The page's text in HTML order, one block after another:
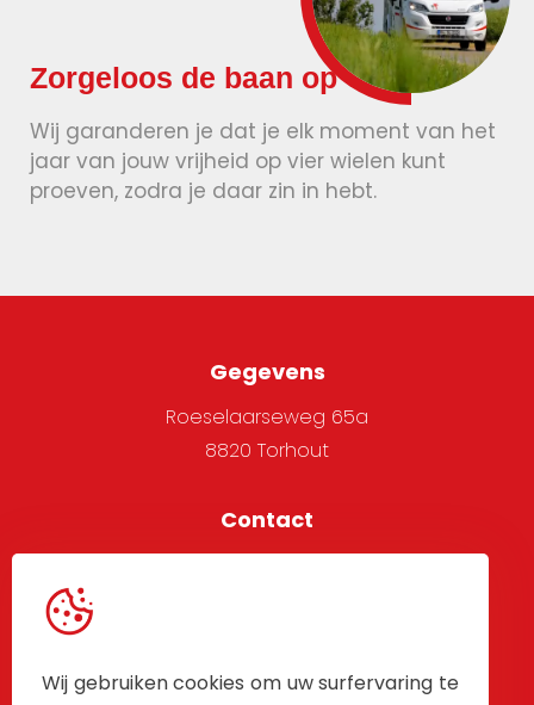
Zorgeloos de baan op
Wij garanderen je dat je elk moment van het
jaar van jouw vrijheid op vier wielen kunt
proeven, zodra je daar zin in hebt.
Gegevens
Roeselaarseweg 65a
8820 Torhout
Contact
Wij gebruiken cookies om uw surfervaring te